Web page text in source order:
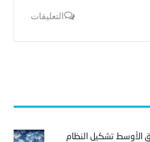
التعليقات
الأوسط تشكيل النظام